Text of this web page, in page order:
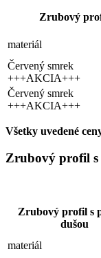
Zrubový
materiál
Červený smrek
+++AKCIA+++
Červený smrek
+++AKCIA+++
Všetky uvedené
Zrubový profil s
Zrubový profil s
dušou
materiál